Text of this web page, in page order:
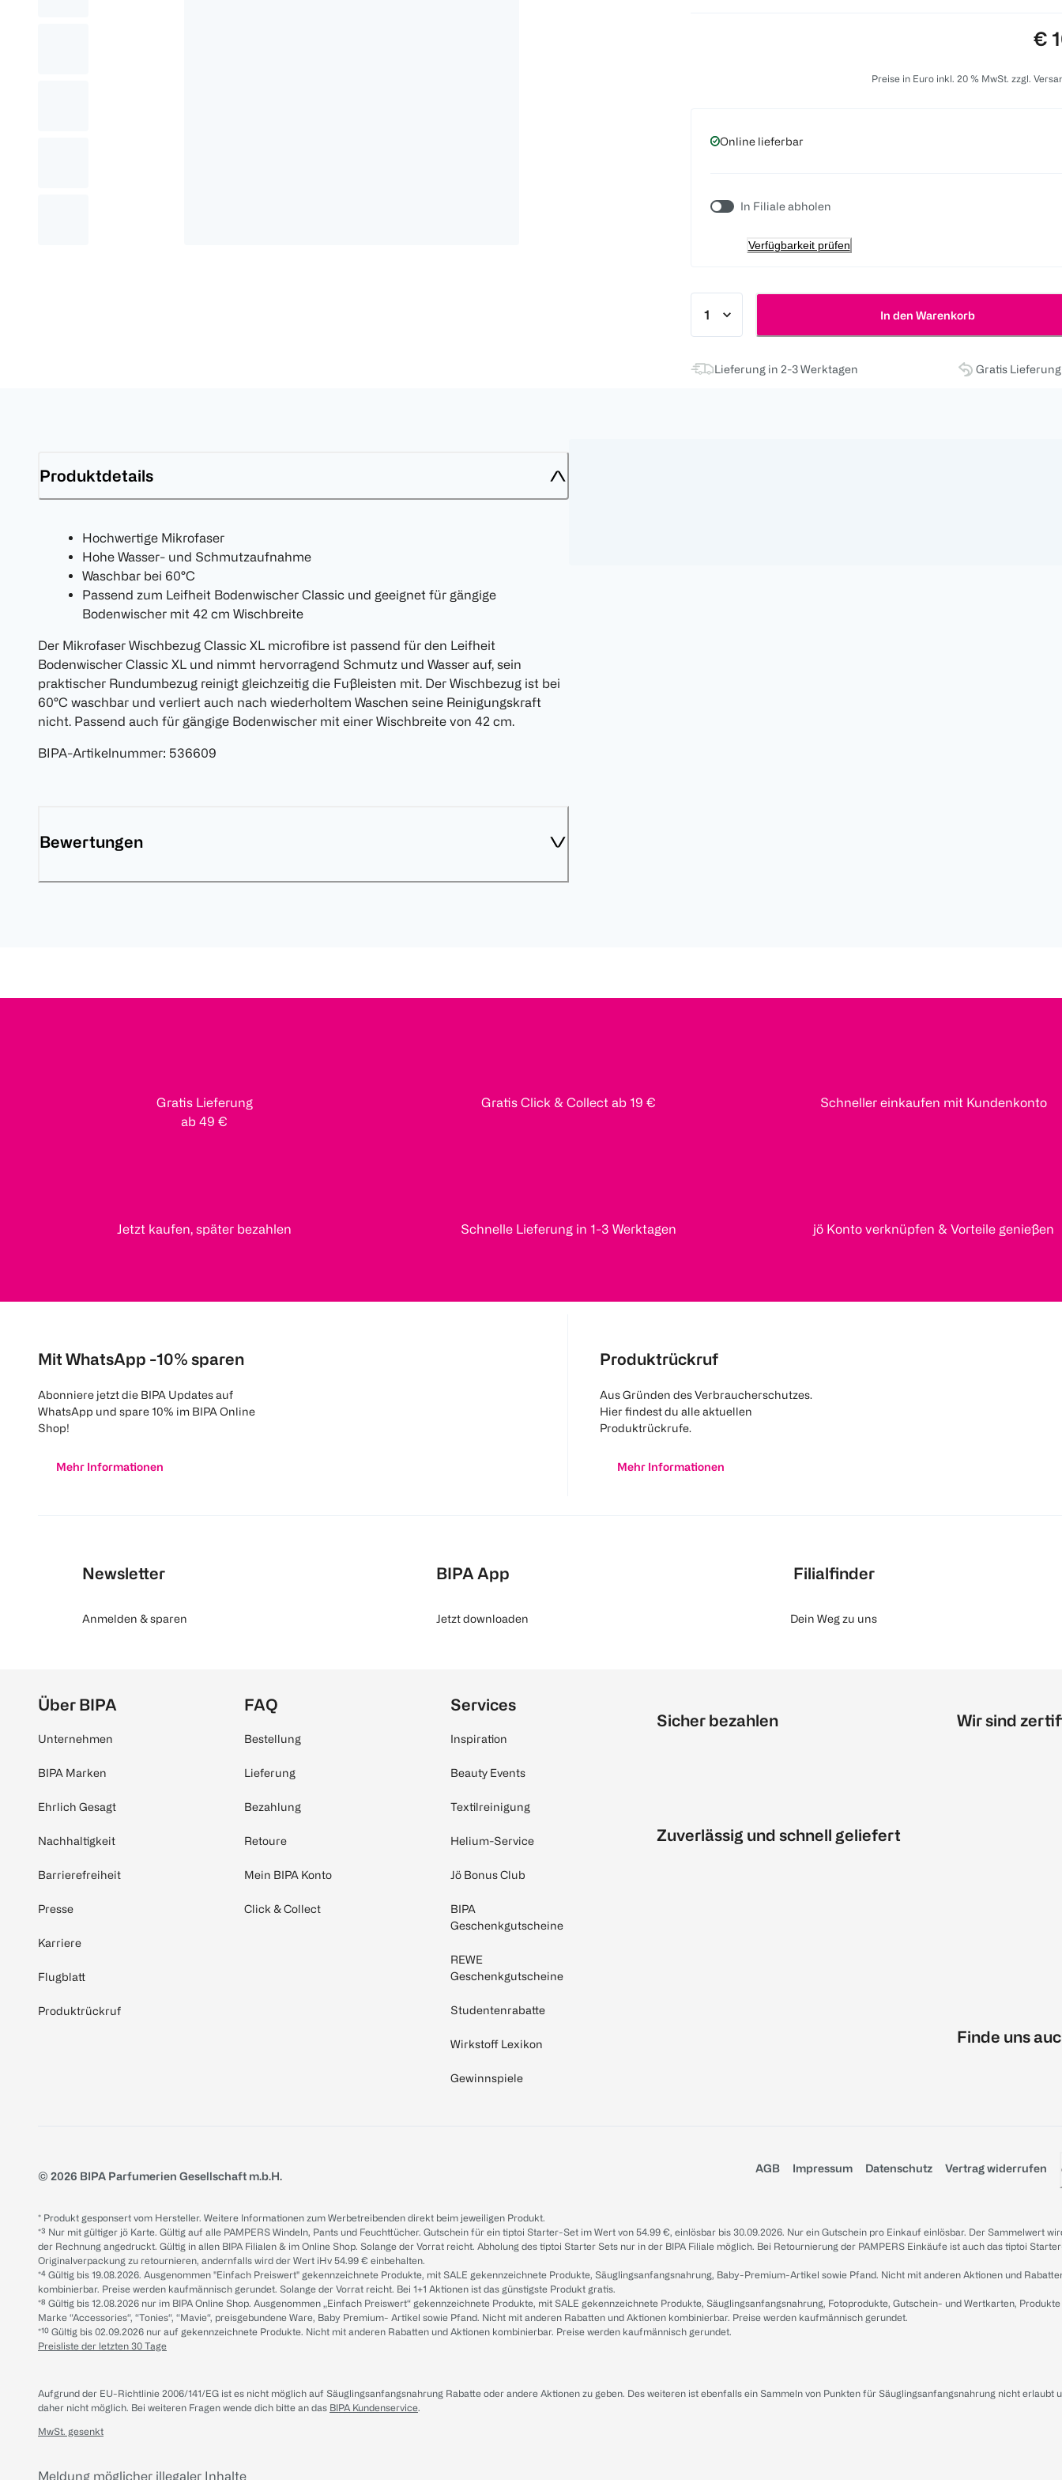
€
Preise in Euro inkl. 20 % MwSt. zzgl.
Online lieferbar
In Filiale abholen
Verfügbarkeit prüfen
In den Warenkorb
Lieferung in 2-3 Werktagen Gratis
Produktdetails
Hochwertige Mikrofaser
Hohe Wasser- und Schmutzaufnahme
Waschbar bei 60°C
Passend zum Leifheit Bodenwischer Classic und geeignet für gängige
Bodenwischer mit 42 cm Wischbreite
Der Mikrofaser Wischbezug Classic XL microfibre ist passend für den Leifheit
Bodenwischer Classic XL und nimmt hervorragend Schmutz und Wasser auf, sein
praktischer Rundumbezug reinigt gleichzeitig die Fußleisten mit. Der Wischbezug ist bei
60°C waschbar und verliert auch nach wiederholtem Waschen seine Reinigungskraft
nicht. Passend auch für gängige Bodenwischer mit einer Wischbreite von 42 cm.
BIPA-Artikelnummer: 536609
Bewertungen
Gratis Lieferung
ab 49 €
Gratis Click & Collect ab 19 € Schneller einkaufen mit Kundenkonto
Jetzt kaufen, später bezahlen Schnelle Lieferung in 1-3 Werktagen jö Konto verknüpfen & Vorteile genießen
Mit WhatsApp -10% sparen
Abonniere jetzt die BIPA Updates auf
WhatsApp und spare 10% im BIPA Online
Shop!
Mehr Informationen
Produktrückruf
Aus Gründen des Verbraucherschutzes.
Hier findest du alle aktuellen
Produktrückrufe.
Mehr Informationen
Newsletter
Anmelden & sparen
BIPA App
Jetzt downloaden
Filialfinder
Dein Weg zu uns
Über BIPA
Unternehmen
BIPA Marken
Ehrlich Gesagt
Nachhaltigkeit
Barrierefreiheit
Presse
Karriere
Flugblatt
Produktrückruf
FAQ
Bestellung
Lieferung
Bezahlung
Retoure
Mein BIPA Konto
Click & Collect
Services
Inspiration
Beauty Events
Textilreinigung
Helium-Service
Jö Bonus Club
BIPA
Geschenkgutscheine
REWE
Geschenkgutscheine
Studentenrabatte
Wirkstoff Lexikon
Gewinnspiele
Sicher bezahlen
Zuverlässig und schnell geliefert
Wir sind
Finde uns
© 2026 BIPA Parfumerien Gesellschaft m.b.H.
AGB Impressum Datenschutz Vertrag widerrufen
* Produkt gesponsert vom Hersteller. Weitere Informationen zum Werbetreibenden direkt beim jeweiligen Produkt.
*³ Nur mit gültiger jö Karte. Gültig auf alle PAMPERS Windeln, Pants und Feuchttücher. Gutschein für ein tiptoi Starter-Set im Wert von 54.99 €, einlösbar bis 30.09.2026. Nur ein Gutschein pro Einkauf einlösbar. Der Sammelwert
der Rechnung angedruckt. Gültig in allen BIPA Filialen & im Online Shop. Solange der Vorrat reicht. Abholung des tiptoi Starter Sets nur in der BIPA Filiale möglich. Bei Retournierung der PAMPERS Einkäufe ist auch das tiptoi
Originalverpackung zu retournieren, andernfalls wird der Wert iHv 54.99 € einbehalten.
*⁴ Gültig bis 19.08.2026. Ausgenommen "Einfach Preiswert" gekennzeichnete Produkte, mit SALE gekennzeichnete Produkte, Säuglingsanfangsnahrung, Baby-Premium-Artikel sowie Pfand. Nicht mit anderen Aktionen und
kombinierbar. Preise werden kaufmännisch gerundet. Solange der Vorrat reicht. Bei 1+1 Aktionen ist das günstigste Produkt gratis.
*⁸ Gültig bis 12.08.2026 nur im BIPA Online Shop. Ausgenommen „Einfach Preiswert“ gekennzeichnete Produkte, mit SALE gekennzeichnete Produkte, Säuglingsanfangsnahrung, Fotoprodukte, Gutschein- und Wertkarten,
Marke “Accessories“, “Tonies“, “Mavie“, preisgebundene Ware, Baby Premium- Artikel sowie Pfand. Nicht mit anderen Rabatten und Aktionen kombinierbar. Preise werden kaufmännisch gerundet.
*¹⁰ Gültig bis 02.09.2026 nur auf gekennzeichnete Produkte. Nicht mit anderen Rabatten und Aktionen kombinierbar. Preise werden kaufmännisch gerundet.
Preisliste der letzten 30 Tage
Aufgrund der EU-Richtlinie 2006/141/EG ist es nicht möglich auf Säuglingsanfangsnahrung Rabatte oder andere Aktionen zu geben. Des weiteren ist ebenfalls ein Sammeln von Punkten für Säuglingsanfangsnahrung nicht erlaubt
daher nicht möglich. Bei weiteren Fragen wende dich bitte an das BIPA Kundenservice.
MwSt. gesenkt
Meldung möglicher illegaler Inhalte